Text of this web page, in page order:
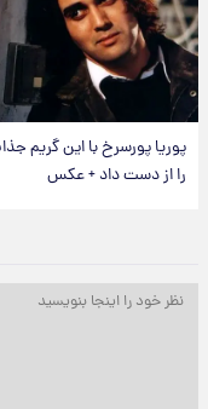
پوریا پورسرخ با این گریم
را از دست داد + عکس